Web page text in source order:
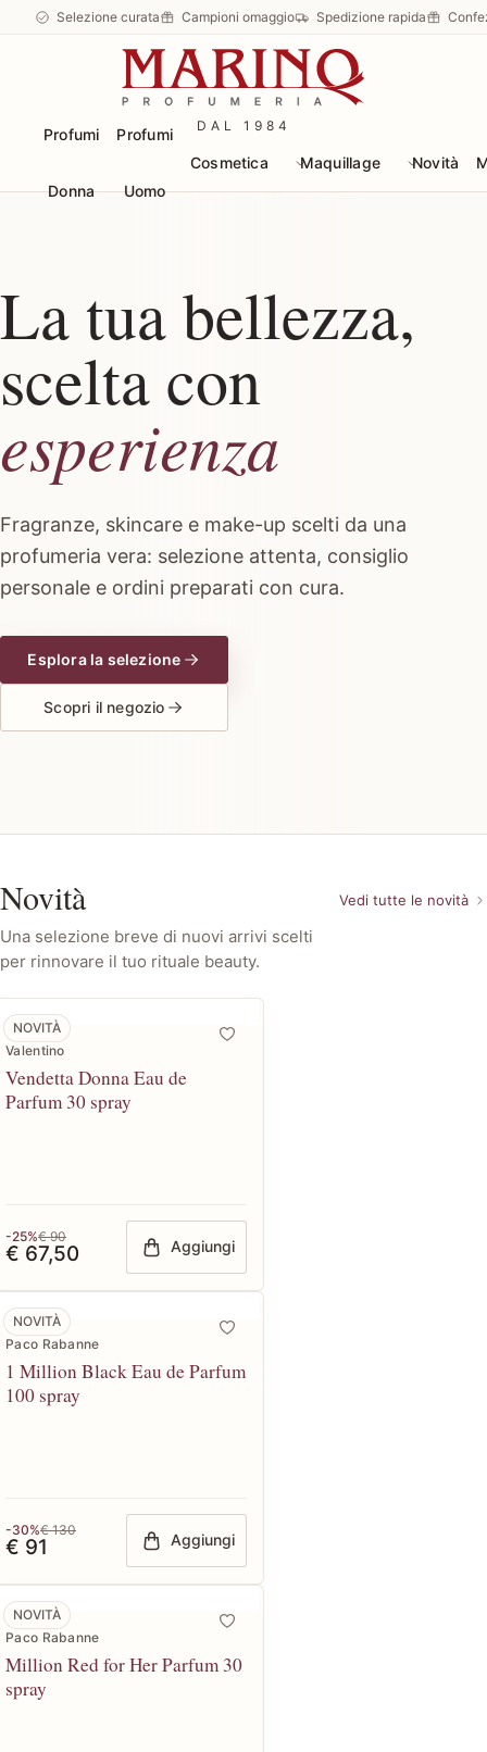
Selezione curata Campioni omaggio Spedizione rapida
DAL 1984
Profumi
Donna
Profumi
Uomo
Cosmetica Maquillage Novità
La tua bellezza,
scelta con
esperienza
Fragranze, skincare e make-up scelti da una
profumeria vera: selezione attenta, consiglio
personale e ordini preparati con cura.
Esplora la selezione
Scopri il negozio
Novità
Una selezione breve di nuovi arrivi scelti
per rinnovare il tuo rituale beauty.
Vedi tutte le novità
NOVITÀ
Valentino
Vendetta Donna Eau de
Parfum 30 spray
-25%€ 90
€ 67,50 Aggiungi
NOVITÀ
Paco Rabanne
1 Million Black Eau de Parfum
100 spray
-30%€ 130
€ 91 Aggiungi
NOVITÀ
Paco Rabanne
Million Red for Her Parfum 30
spray